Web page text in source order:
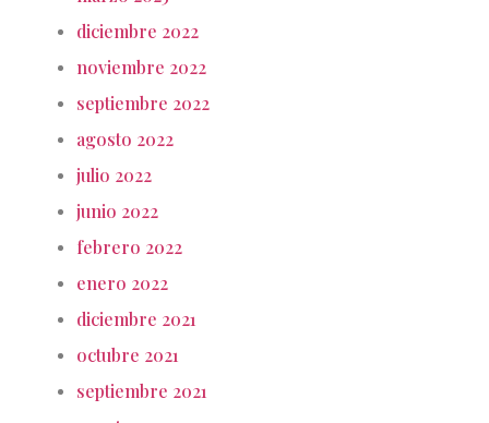
diciembre 2022
noviembre 2022
septiembre 2022
agosto 2022
julio 2022
junio 2022
febrero 2022
enero 2022
diciembre 2021
octubre 2021
septiembre 2021